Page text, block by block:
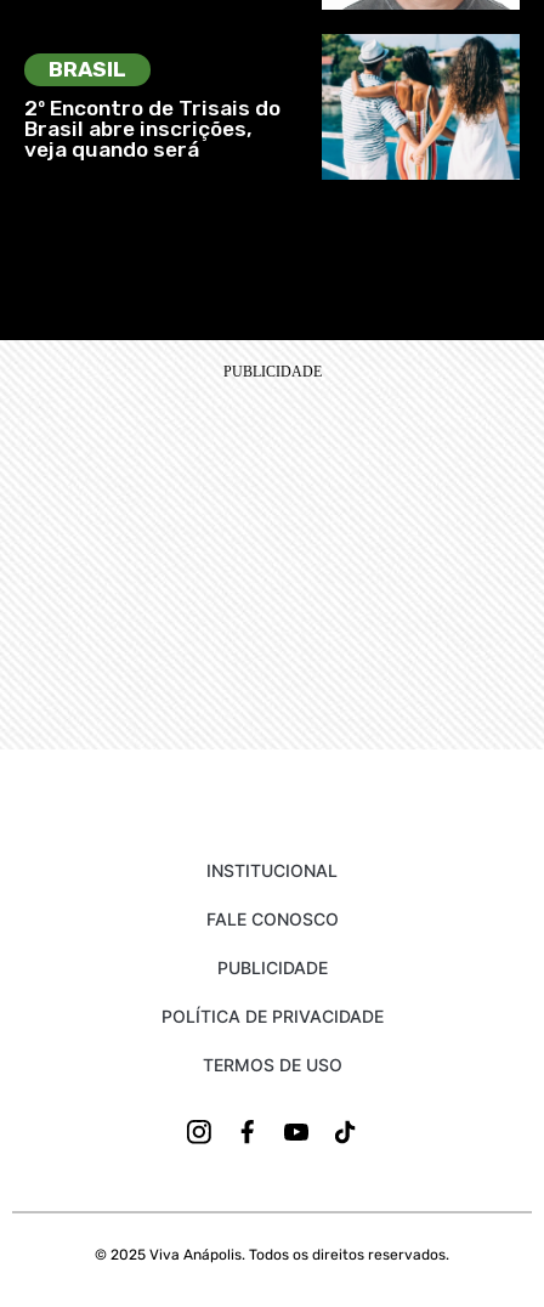
BRASIL
2º Encontro de Trisais do
Brasil abre inscrições,
veja quando será
INSTITUCIONAL
FALE CONOSCO
PUBLICIDADE
POLÍTICA DE PRIVACIDADE
TERMOS DE USO
© 2025 Viva Anápolis. Todos os direitos reservados.